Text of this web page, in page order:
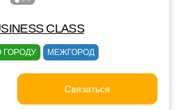
CLASS
ГОРОДУ МЕЖГОРОД
Связаться